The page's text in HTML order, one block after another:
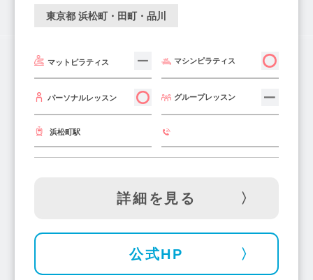
東京都 浜松町・田町・品川
マットピラティス マシンピラティス
パーソナルレッスン グループレッスン
浜松町駅
詳細を見る
公式HP